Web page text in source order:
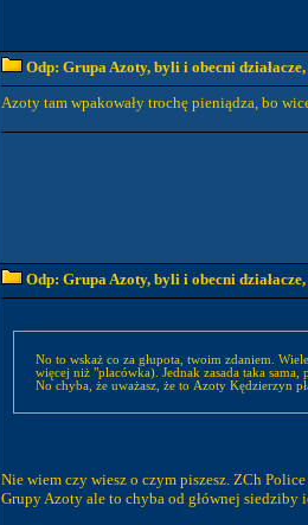
Odp: Grupa Azoty, byli i obecni działacze,
Azoty tam wpakowały trochę pieniądza, bo
Odp: Grupa Azoty, byli i obecni działacze,
No to wskaż co za głupota, twoim zdaniem. Wiele różnych placówek Azotów sponsoruje wiele różnych dyscyplin (Chociaż wiadomo, że Police to coś
Nie wiem czy wiesz o czym piszesz. ZCh
Grupy Azoty ale to chyba od głównej siedziby